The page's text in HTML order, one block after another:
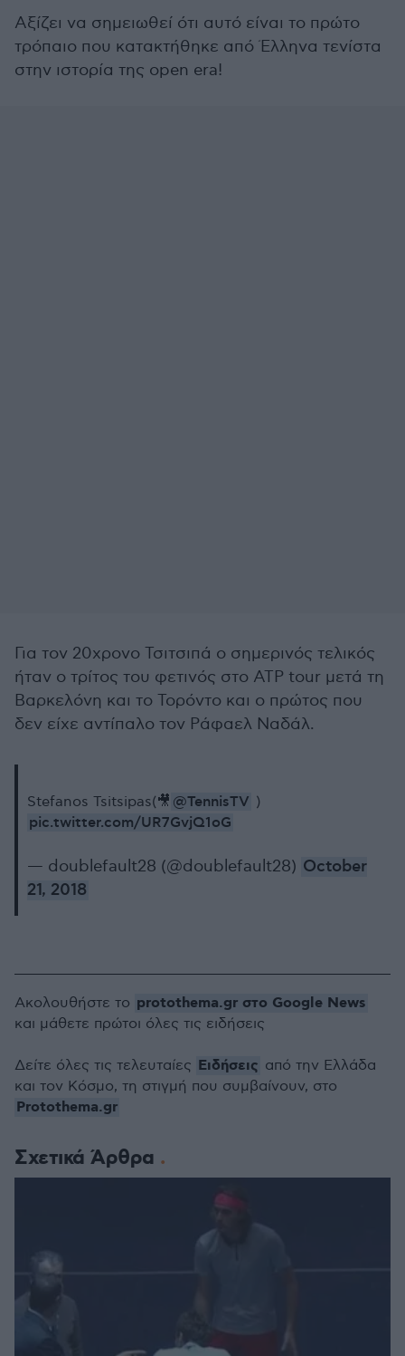
Αξίζει να σημειωθεί ότι αυτό είναι το πρώτο
τρόπαιο που κατακτήθηκε από Έλληνα τενίστα
στην ιστορία της open era!
Για τον 20χρονο Τσιτσιπά ο σημερινός τελικός
ήταν ο τρίτος του φετινός στο ATP tour μετά τη
Βαρκελόνη και το Τορόντο και ο πρώτος που
δεν είχε αντίπαλο τον Ράφαελ Ναδάλ.
Stefanos Tsitsipas(🎥 @TennisTV )
pic.twitter.com/UR7GvjQ1oG
— doublefault28 (@doublefault28) October
21, 2018
Σχετικά Άρθρα
Ακολουθήστε το protothema.gr στο Google News
και μάθετε πρώτοι όλες τις ειδήσεις
Δείτε όλες τις τελευταίες Ειδήσεις από την Ελλάδα
και τον Κόσμο, τη στιγμή που συμβαίνουν, στο
Protothema.gr